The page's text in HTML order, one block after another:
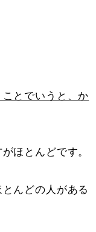
とでいうと、か
ほとんどです。
んどの人がある